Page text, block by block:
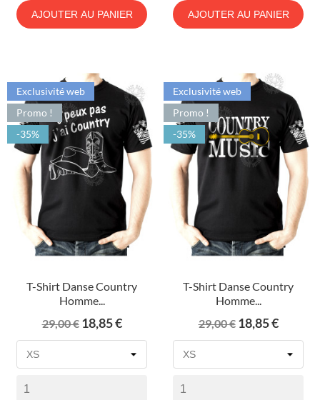
AJOUTER AU PANIER AJOUTER AU PANIER
T-Shirt Danse Country
Homme...
Prix
de
29,00 € Prix
18,85 €
Exclusivité web
Promo !
-35%
T-Shirt Danse Country
Homme...
Prix
de
29,00 € Prix
18,85 €
Exclusivité web
Promo !
-35%